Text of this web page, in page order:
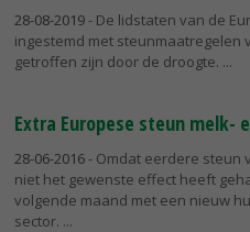
28-08-2019- De lidstaten van de
ingestemd met steunmaatregelen
getroffen zijn door de droogte.
Extra Europese steun melk-
28-06-2016- Omdat eerdere steun
niet het gewenste effect heeft
volgende maand met een nieuw
sector.